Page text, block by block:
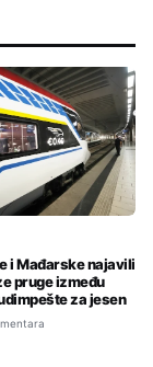
i Mađarske najavili
pruge između
za jesen